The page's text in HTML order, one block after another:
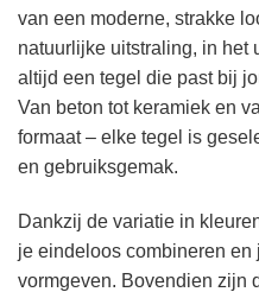
van een moderne, strakke
natuurlijke uitstraling, in het
altijd een tegel die past bij
Van beton tot keramiek en
formaat – elke tegel is
en gebruiksgemak.
Dankzij de variatie in
je eindeloos combineren
vormgeven. Bovendien zijn